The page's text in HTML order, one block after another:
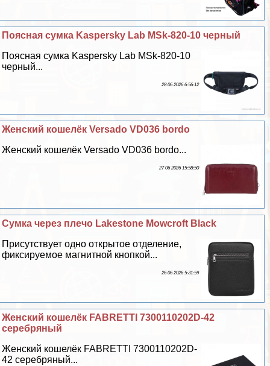
Поясная сумка Kaspersky Lab MSk-820-10 черный
Поясная сумка Kaspersky Lab MSk-820-10
черный...
28 06 2026 6:56:12
Женский кошелёк Versado VD036 bordo
Женский кошелёк Versado VD036 bordo...
27 06 2026 15:58:50
Сумка через плечо Lakestone Mowcroft Black
Присутствует одно открытое отделение,
фиксируемое магнитной кнопкой...
26 06 2026 5:31:59
Женский кошелёк FABRETTI 7300110202D-42
серебряный
Женский кошелёк FABRETTI 7300110202D-
42 серебряный...